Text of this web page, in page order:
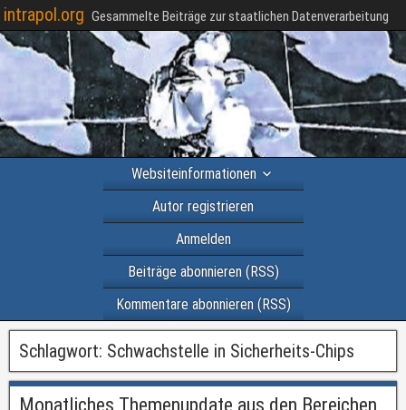
intrapol.org Gesammelte Beiträge zur staatlichen Datenverarbeitung
Websiteinformationen
Autor registrieren
Anmelden
Beiträge abonnieren (RSS)
Kommentare abonnieren (RSS)
Schlagwort: Schwachstelle in Sicherheits-Chips
Monatliches Themenupdate aus den Bereichen